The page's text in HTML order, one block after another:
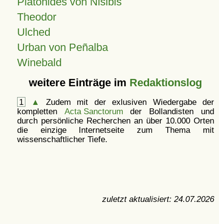
Theodor
Ulched
Urban von Peñalba
Winebald
weitere Einträge im Redaktionslog
1 ▲
Zudem mit der exlusiven Wiedergabe der
kompletten Acta Sanctorum der Bollandisten und
durch persönliche Recherchen an über 10.000 Orten
die einzige Internetseite zum Thema mit
wissenschaftlicher Tiefe.
zuletzt aktualisiert: 24.07.2026